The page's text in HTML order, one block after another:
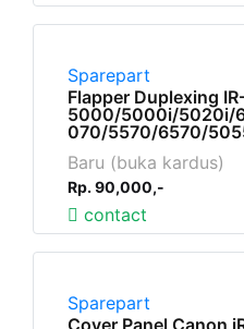
Sparepart
Flapper Duplexing
5000/5000i/5020i/
070/5570/6570/
Baru (buka kardus)
Rp. 90,000,-
contact
Sparepart